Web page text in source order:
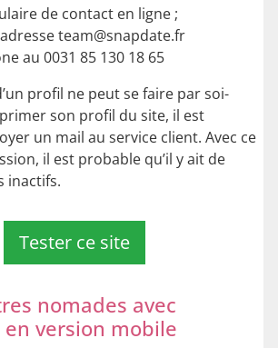
de contact en ligne ;
team@snapdate.fr
au 0031 85 130 18 65
profil ne peut se faire par soi-
son profil du site, il est
un mail au service client. Avec ce
il est probable qu’il y ait de
inactifs.
Tester ce site
nomades avec
version mobile